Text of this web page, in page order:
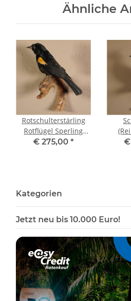
Ähnliche
Rotschulterstärling
Rotflügel Sperling
Vogel Präparat
€ 275,00 * €
Kategorien
Jetzt neu bis 10.000 Euro!